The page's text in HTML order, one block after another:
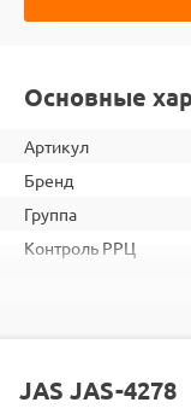
Основные
Артикул
Бренд
Группа
Контроль РРЦ
JAS JAS-4278